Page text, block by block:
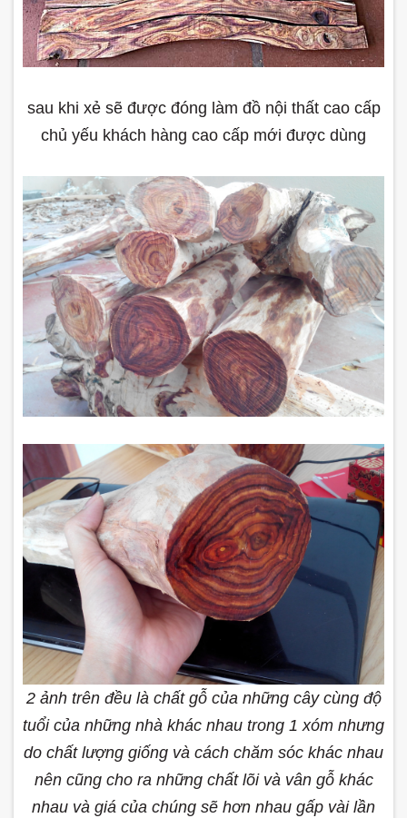
sau khi xẻ sẽ được đóng làm đồ nội thất cao cấp
chủ yếu khách hàng cao cấp mới được dùng
2 ảnh trên đều là chất gỗ của những cây cùng độ
tuổi của những nhà khác nhau trong 1 xóm nhưng
do chất lượng giống và cách chăm sóc khác nhau
nên cũng cho ra những chất lõi và vân gỗ khác
nhau và giá của chúng sẽ hơn nhau gấp vài lần